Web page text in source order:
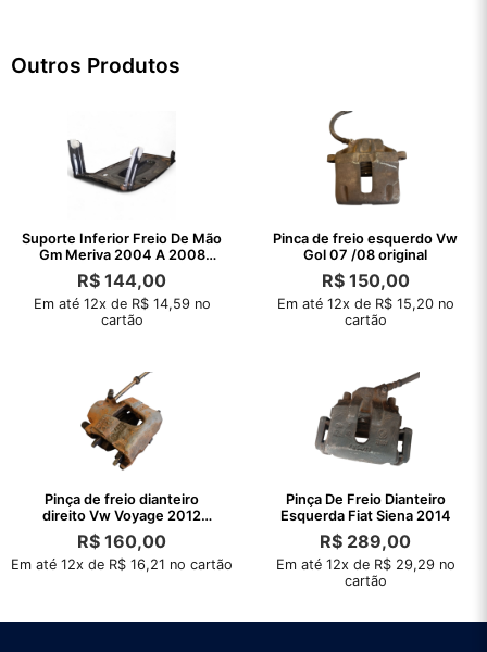
Outros Produtos
Suporte Inferior Freio De Mão
Gm Meriva 2004 A 2008
Original
R$ 144,00
Em até 12x de R$ 14,59 no
cartão
Pinca de freio esquerdo Vw
Gol 07 /08 original
R$150,00
Em até 12x de R$ 15,20 no
cartão
Pinça de freio dianteiro
direito Vw Voyage 2012
/2013
R$ 160,00
Em até 12x de R$ 16,21 no cartão
Pinça De Freio Dianteiro
Esquerda Fiat Siena 2014
R$ 289,00
Em até 12x de R$ 29,29 no
cartão